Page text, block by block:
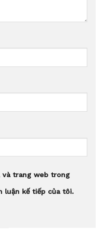
và trang web trong
luận kế tiếp của tôi.